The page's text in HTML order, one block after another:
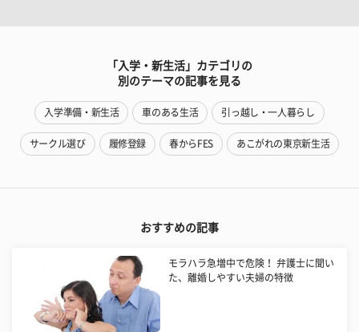
「入学・新生活」カテゴリの
別のテーマの記事を見る
入学準備・新生活 車のある生活 引っ越し・一人暮らし
サークル選び 履修登録 春からFES あこがれの東京新生活
おすすめの記事
モラハラ急増中で危険！ 弁護士に聞い
た、離婚しやすい夫婦の特徴